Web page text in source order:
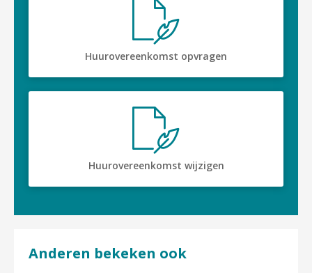

Huurovereenkomst opvragen

Huurovereenkomst wijzigen
Anderen bekeken ook